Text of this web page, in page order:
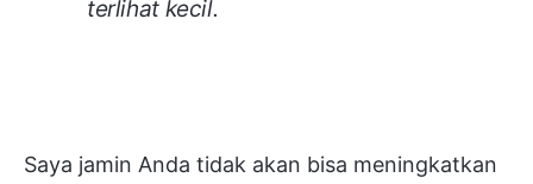
terlihat kecil.
Saya jamin Anda tidak akan bisa meningkatkan